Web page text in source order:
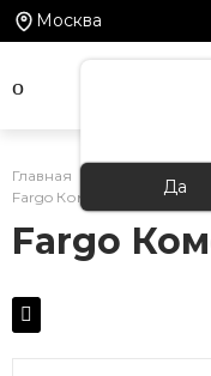
Москва
Да
Главная Каталог
Fargo Комфорт экстра
Fargo